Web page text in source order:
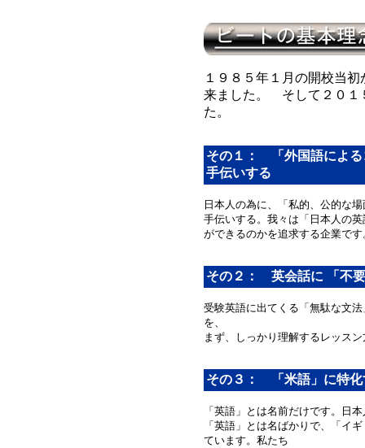
１９８５年１月の開校当
来ました。 そして２０１
た。
その１： 「外国語による
手伝いする
日本人の為に、「私的、公的な
手伝いする。我々は「日本人の
ができるのかを追求する企業です
その２： 英会話に 「不
受験英語に出てくる「無駄な文
を、
まず、しっかり理解するレッス
その３： 「米語」に特化
「英語」とは名前だけです。日
「英語」とは名ばかりで、「イ
ています。私たち